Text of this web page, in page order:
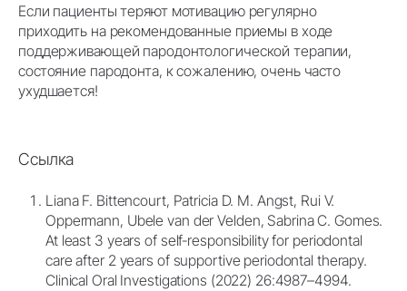
Если пациенты теряют мотивацию регулярно
приходить на рекомендованные приемы в ходе
поддерживающей пародонтологической терапии,
состояние пародонта, к сожалению, очень часто
ухудшается!
Ссылка
Liana F. Bittencourt, Patricia D. M. Angst, Rui V.
Oppermann, Ubele van der Velden, Sabrina C. Gomes.
At least 3 years of self‐responsibility for periodontal
care after 2 years of supportive periodontal therapy.
Clinical Oral Investigations (2022) 26:4987–4994.